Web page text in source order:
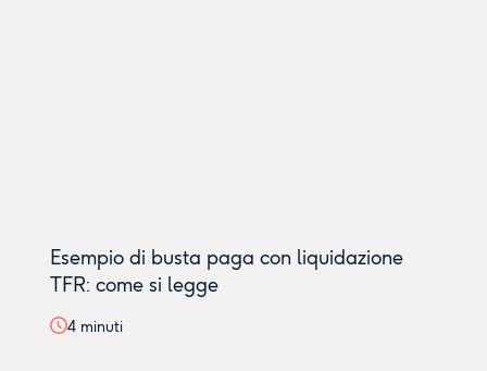
Esempio di busta paga con liquidazione
TFR: come si legge
4minuti